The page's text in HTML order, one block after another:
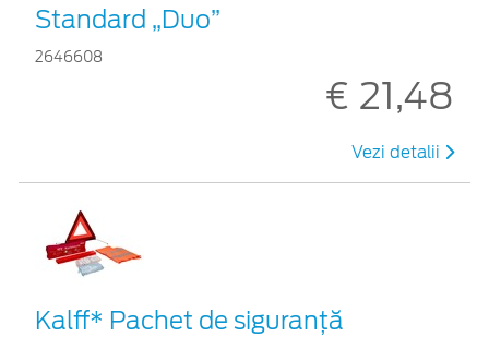
Standard „Duo”
2646608
€ 21,48
Vezi detalii
Kalff* Pachet de siguranţă